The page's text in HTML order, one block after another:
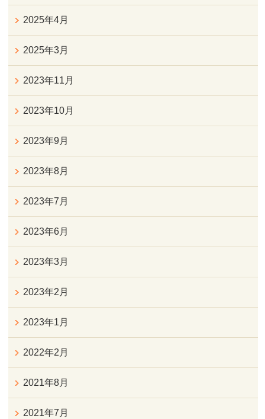
2025年4月
2025年3月
2023年11月
2023年10月
2023年9月
2023年8月
2023年7月
2023年6月
2023年3月
2023年2月
2023年1月
2022年2月
2021年8月
2021年7月